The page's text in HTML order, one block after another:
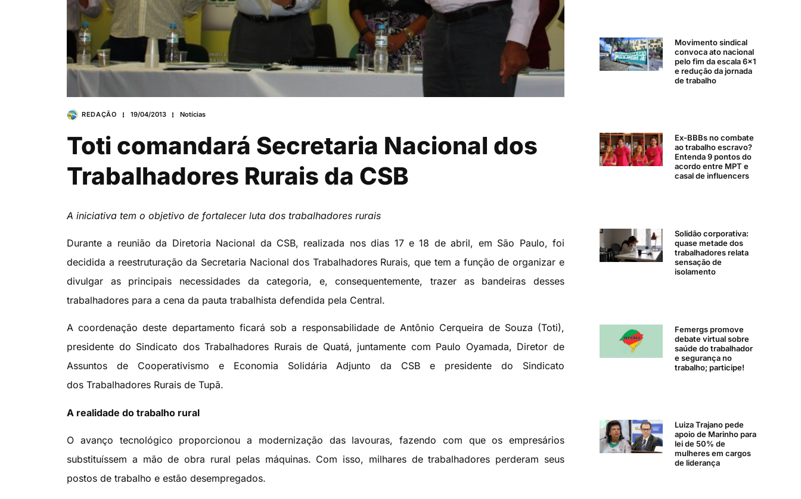
REDAÇÃO 19/04/2013 Notícias
Toti comandará Secretaria Nacional dos
Trabalhadores Rurais da CSB
A iniciativa tem o objetivo de fortalecer luta dos trabalhadores rurais
Durante a reunião da Diretoria Nacional da CSB, realizada nos dias 17 e 18 de abril, em São Paulo, foi
decidida a reestruturação da Secretaria Nacional dos Trabalhadores Rurais, que tem a função de organizar e
divulgar as principais necessidades da categoria, e, consequentemente, trazer as bandeiras desses
trabalhadores para a cena da pauta trabalhista defendida pela Central.
A coordenação deste departamento ficará sob a responsabilidade de Antônio Cerqueira de Souza (Toti),
presidente do Sindicato dos Trabalhadores Rurais de Quatá, juntamente com Paulo Oyamada, Diretor de
Assuntos de Cooperativismo e Economia Solidária Adjunto da CSB e presidente do Sindicato
dos Trabalhadores Rurais de Tupã.
A realidade do trabalho rural
O avanço tecnológico proporcionou a modernização das lavouras, fazendo com que os empresários
substituíssem a mão de obra rural pelas máquinas. Com isso, milhares de trabalhadores perderam seus
postos de trabalho e estão desempregados.
Movimento sindical
convoca ato nacional
pelo fim da escala 6×1
e redução da jornada
de trabalho
Ex-BBBs no combate
ao trabalho escravo?
Entenda 9 pontos do
acordo entre MPT e
casal de influencers
Solidão corporativa:
quase metade dos
trabalhadores relata
sensação de
isolamento
Femergs promove
debate virtual sobre
saúde do trabalhador
e segurança no
trabalho; participe!
Luiza Trajano pede
apoio de Marinho para
lei de 50% de
mulheres em cargos
de liderança